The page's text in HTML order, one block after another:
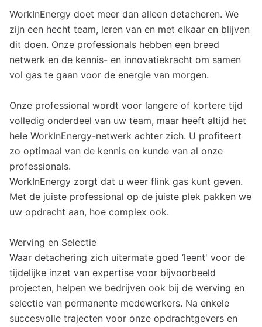
WorkInEnergy doet meer dan alleen detacheren. We
zijn een hecht team, leren van en met elkaar en blijven
dit doen. Onze professionals hebben een breed
netwerk en de kennis- en innovatiekracht om samen
vol gas te gaan voor de energie van morgen.
Onze professional wordt voor langere of kortere tijd
volledig onderdeel van uw team, maar heeft altijd het
hele WorkInEnergy-netwerk achter zich. U profiteert
zo optimaal van de kennis en kunde van al onze
professionals.
WorkInEnergy zorgt dat u weer flink gas kunt geven.
Met de juiste professional op de juiste plek pakken we
uw opdracht aan, hoe complex ook.
Werving en Selectie
Waar detachering zich uitermate goed ‘leent' voor de
tijdelijke inzet van expertise voor bijvoorbeeld
projecten, helpen we bedrijven ook bij de werving en
selectie van permanente medewerkers. Na enkele
succesvolle trajecten voor onze opdrachtgevers en